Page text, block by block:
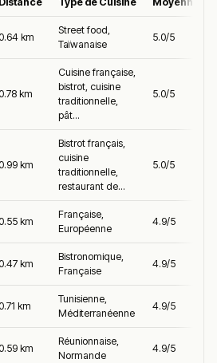
0.64 km
Street food,
Taïwanaise
5.0/5
0.78 km
Cuisine française,
bistrot, cuisine
traditionnelle,
pât...
5.0/5
0.99 km
Bistrot français,
cuisine
traditionnelle,
restaurant de...
5.0/5
0.55 km
Française,
Européenne
4.9/5
0.47 km
Bistronomique,
Française
4.9/5
0.71 km
Tunisienne,
Méditerranéenne
4.9/5
0.59 km
Réunionnaise,
Normande
4.9/5